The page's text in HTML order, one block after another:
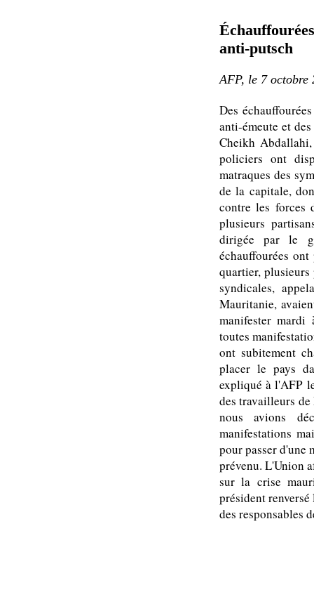
anti-putsch
AFP, le 7 octobre
Des
anti-émeute et
Cheikh
policiers ont
matraques des
de la capitale,
contre les
plusieurs
dirigée par le
échauffourées
quartier,
syndicales,
Mauritanie,
manifester
toutes
ont subitement
placer le pays
expliqué à l'AFP
des travailleurs
nous avions
manifestations
pour passer d'une
prévenu. L'Union
sur la crise
président
des responsables